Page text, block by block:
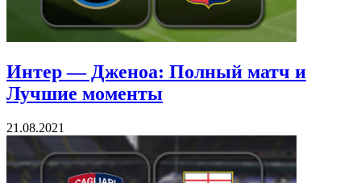
Интер — Дженоа: Полный матч и
Лучшие моменты
21.08.2021